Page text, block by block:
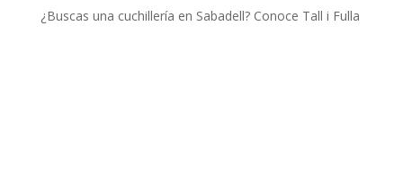
¿Buscas una cuchillería en Sabadell? Conoce Tall i Fulla